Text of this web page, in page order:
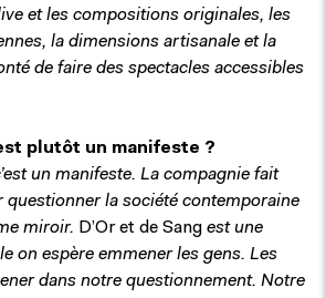
et les compositions originales, les
la dimensions artisanale et la
de faire des spectacles accessibles
plutôt un manifeste ?
un manifeste. La compagnie fait
questionner la société contemporaine
miroir. D’Or et de Sang est une
on espère emmener les gens. Les
dans notre questionnement. Notre